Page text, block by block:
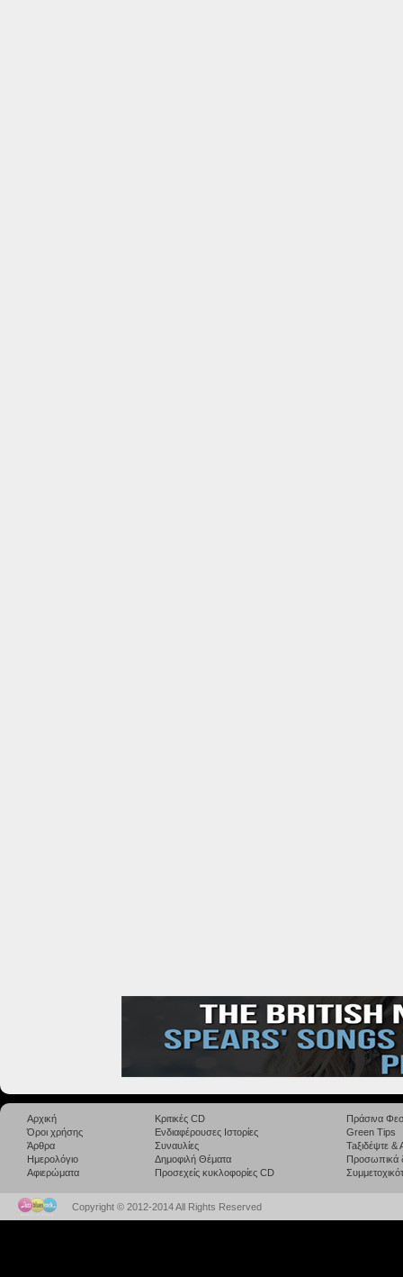
Αρχική
Όροι χρήσης
Άρθρα
Ημερολόγιο
Αφιερώματα
Κριτικές CD
Ενδιαφέρουσες Ιστορίες
Συναυλίες
Δημοφιλή Θέματα
Προσεχείς κυκλοφορίες CD
Πράσινα
Green Tips
Taξιδέψτε
Προσωπικά
Copyright © 2012-2014 All Rights Reserved